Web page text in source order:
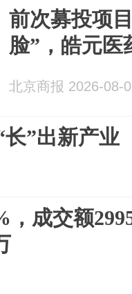
前次募投项
脸”，皓元
北京商报 2026-08-
”出新产业
，成交额